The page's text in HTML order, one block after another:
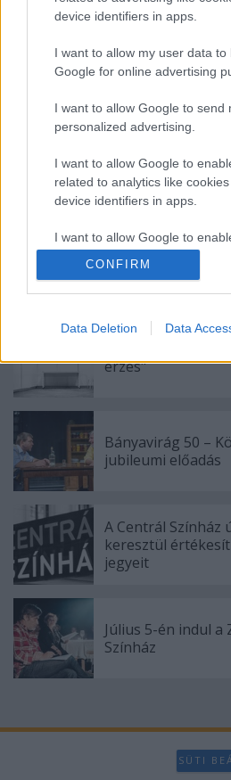
device identifiers in apps.
I want to allow my user data to
Google for online advertising
I want to allow Google to send
personalized advertising.
I want to allow Google to
related to analytics like
device identifiers in apps.
I want to allow Google to
related to functionality of the
I want to allow Google to
related to security, including
functionality and fraud
CONFIRM
Data Deletion Data
Ajánlott bejegyzések:
Meghalt Böröndi
érzés"
Bányavirág 50 –
jubileumi előadás
A Centrál Színház
keresztül
jegyeit
Július 5-én indul a
Színház
SÜTI